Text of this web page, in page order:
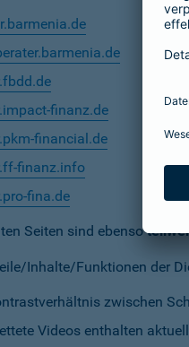
finanz.de
financial.de
finanz.info
fina.de
Seiten sind ebenso
Inhalte/Funktionen der
zwischen
Videos enthalten